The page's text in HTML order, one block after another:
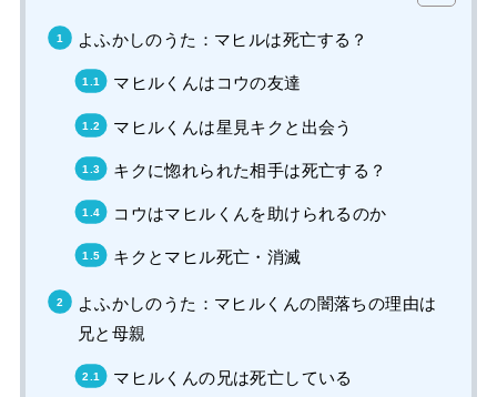
よふかしのうた：マヒルは死亡する？
マヒルくんはコウの友達
マヒルくんは星見キクと出会う
キクに惚れられた相手は死亡する？
コウはマヒルくんを助けられるのか
キクとマヒル死亡・消滅
よふかしのうた：マヒルくんの闇落ちの理由は
兄と母親
マヒルくんの兄は死亡している